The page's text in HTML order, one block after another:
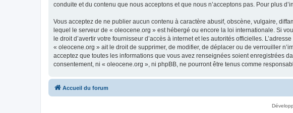
conduite et du contenu que nous acceptons et que nous n’acceptons pas. Pour plus
Vous acceptez de ne publier aucun contenu à caractère abusif, obscène, vulgaire,
lequel le serveur de « oleocene.org » est hébergé ou encore la loi internationale. Si
le droit d’avertir votre fournisseur d’accès à internet et les autorités officielles.
« oleocene.org » ait le droit de supprimer, de modifier, de déplacer ou de verrouiller
acceptez que toutes les informations que vous avez renseignées soient enregistrées
consentement, ni « oleocene.org », ni phpBB, ne pourront être tenus comme
Accueil du forum